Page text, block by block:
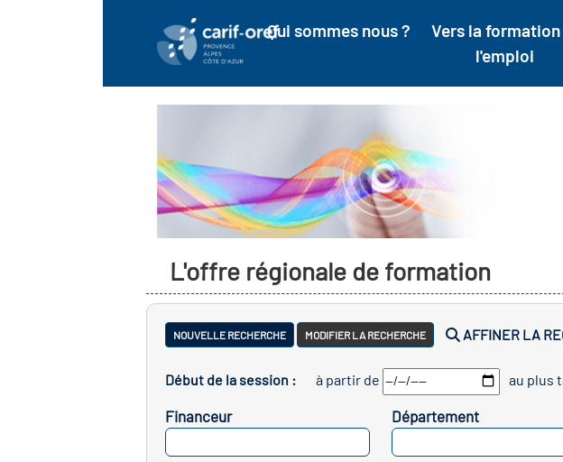
Qui sommes nous ?
Vers la
l'emploi
L'offre régionale de formation
NOUVELLE RECHERCHE MODIFIER LA RECHERCHE AFFINER LA
Début de la session : à partir de au plus
Financeur Département